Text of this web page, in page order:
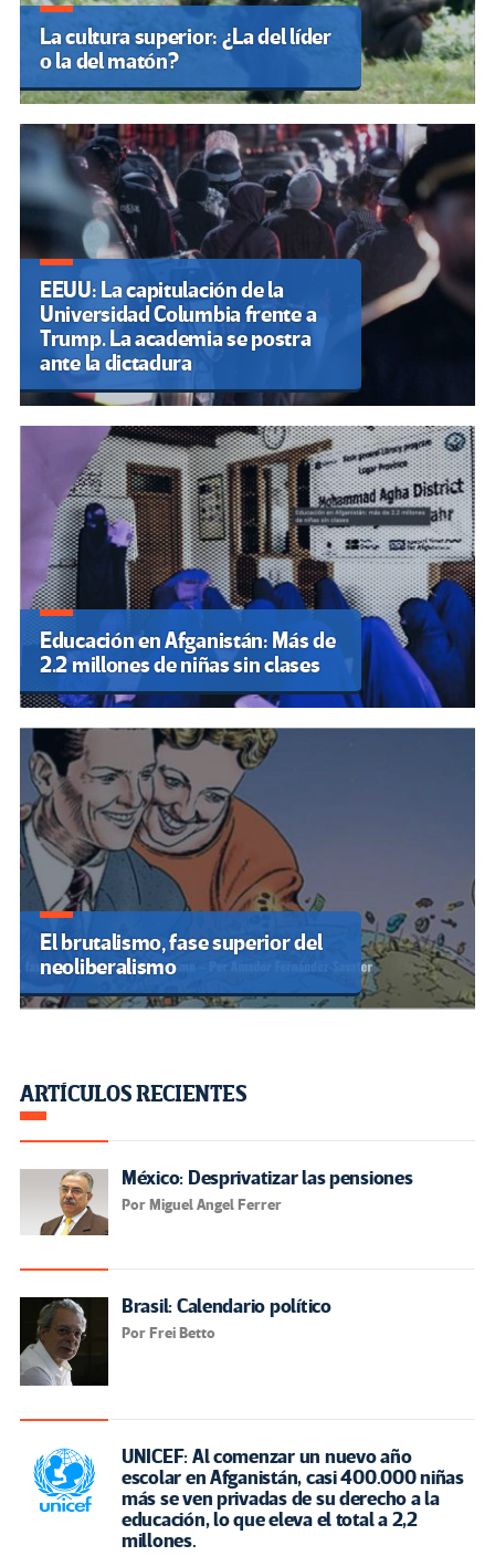
La cultura superior: ¿La del líder
o la del matón?
EEUU: La capitulación de la
Universidad Columbia frente a
Trump. La academia se postra
ante la dictadura
Educación en Afganistán: Más de
2.2 millones de niñas sin clases
El brutalismo, fase superior del
neoliberalismo
ARTÍCULOS RECIENTES
México: Desprivatizar las pensiones
Por Miguel Angel Ferrer
Brasil: Calendario político
Por Frei Betto
UNICEF: Al comenzar un nuevo año
escolar en Afganistán, casi 400.000 niñas
más se ven privadas de su derecho a la
educación, lo que eleva el total a 2,2
millones.